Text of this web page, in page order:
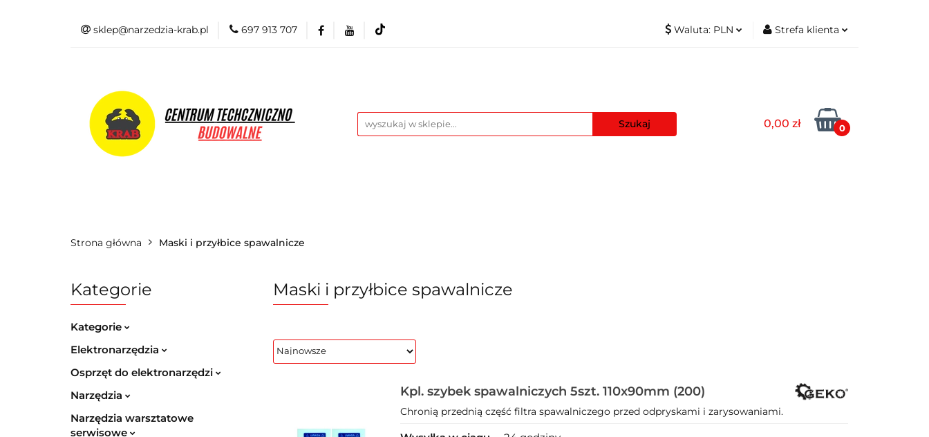
sklep@narzedzia-krab.pl 697 913 707 Waluta: PLN Strefa klienta
Dodaj zgłoszenie
Zgody cookies
0,00 zł 0
Elektronarzędzia Akcesoria i osprzęt
Strona główna Maski i przyłbice spawalnicze
Kategorie
Kategorie
Elektronarzędzia
Osprzęt do elektronarzędzi
Narzędzia
Narzędzia warsztatowe
serwisowe
Maski i przyłbice spawalnicze
Kpl. szybek spawalniczych 5szt. 110x90mm (200)
Chronią przednią część filtra spawalniczego przed odpryskami i zarysowaniami.